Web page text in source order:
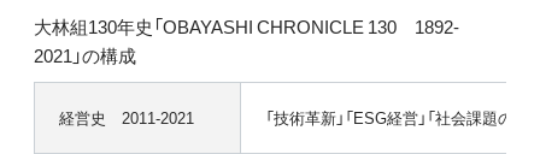
大林組130年史「OBAYASHI CHRONICLE 130 1892-
2021」の構成
経営史 2011-2021 「技術革新」「ESG経営」「社会課題